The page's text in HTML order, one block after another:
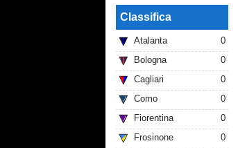
Classifica
Atalanta
0
Bologna
0
Cagliari
0
Como
0
Fiorentina
0
Frosinone
0